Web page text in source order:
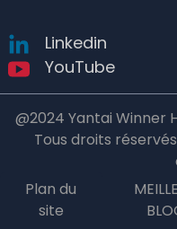
Linkedin
YouTube
@2024 Yantai Winner
Tous droits
Plan du
site